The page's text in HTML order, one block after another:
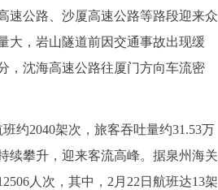
速公路、沙厦高速公路等路段迎来众
大，岩山隧道前因交通事故出现缓
，沈海高速公路往厦门方向车流密
约2040架次，旅客吞吐量约31.53万
续攀升，迎来客流高峰。据泉州海关
人次，其中，2月22日航班达13架